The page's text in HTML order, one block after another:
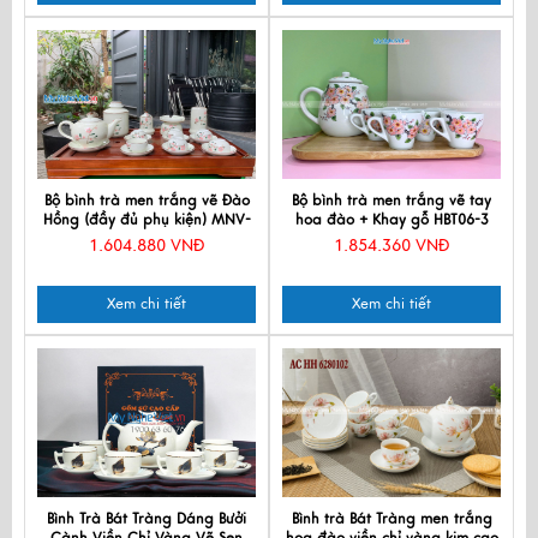
Bộ bình trà men trắng vẽ Đào
Hồng (đầy đủ phụ kiện) MNV-
CBBT01-3
1.604.880 VNĐ
Xem chi tiết
Bộ bình trà men trắng vẽ tay
hoa đào + Khay gỗ HBT06-3
1.854.360 VNĐ
Xem chi tiết
Bình Trà Bát Tràng Dáng Bưởi
Bình trà Bát Tràng men trắng